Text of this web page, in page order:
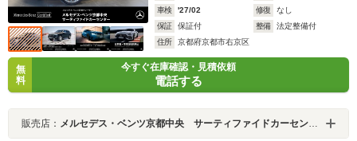
車検
'27/02 修復
なし
保証
保証付 整備
法定整備付
住所
京都府京都市右京区
無
料
今すぐ在庫確認・見積依頼
電話する
販売店： メルセデス・ベンツ京都中央 サーティファイドカーセンター